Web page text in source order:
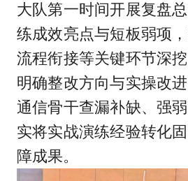
大队第一时间开展复盘
练成效亮点与短板弱项，
流程衔接等关键环节深
明确整改方向与实操改
通信骨干查漏补缺、强
实将实战演练经验转化
障成果。